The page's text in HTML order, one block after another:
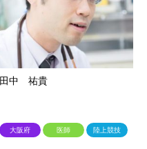
田中 祐貴
大阪府 医師 陸上競技